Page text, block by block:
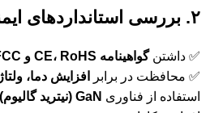
۲. بررسی استانداردهای ایمنی
✅ داشتنگواهینامه CE، RoHS و FCC
✅ محافظت در برابر
افزایش دما،
استفاده از فناوری GaN (نیترید گالیوم)